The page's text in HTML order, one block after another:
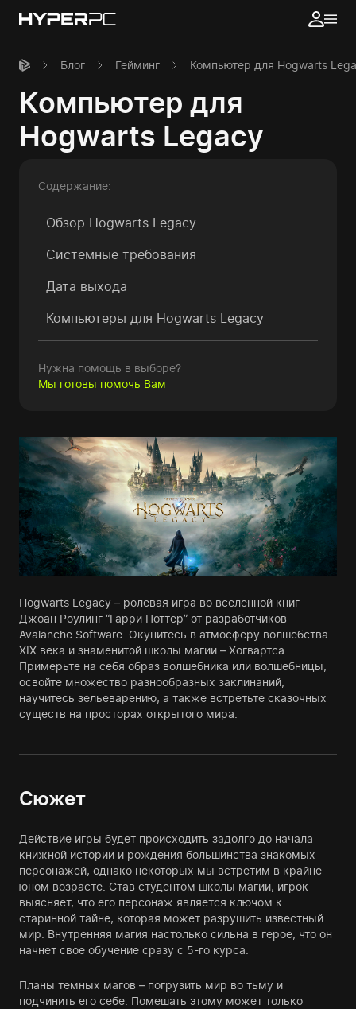
Блог Гейминг Компьютер для Hogwarts
Компьютер для
Hogwarts Legacy
Содержание:
Обзор Hogwarts Legacy
Системные требования
Дата выхода
Компьютеры для Hogwarts Legacy
Нужна помощь в выборе?
Мы готовы помочь Вам
Hogwarts Legacy – ролевая игра во вселенной книг
Джоан Роулинг “Гарри Поттер” от разработчиков
Avalanche Software. Окунитесь в атмосферу волшебства
XIX века и знаменитой школы магии – Хогвартса.
Примерьте на себя образ волшебника или волшебницы,
освойте множество разнообразных заклинаний,
научитесь зельеварению, а также встретьте сказочных
существ на просторах открытого мира.
Сюжет
Действие игры будет происходить задолго до начала
книжной истории и рождения большинства знакомых
персонажей, однако некоторых мы встретим в крайне
юном возрасте. Став студентом школы магии, игрок
выясняет, что его персонаж является ключом к
старинной тайне, которая может разрушить известный
мир. Внутренняя магия настолько сильна в герое, что он
начнет свое обучение сразу с 5-го курса.
Планы темных магов – погрузить мир во тьму и
подчинить его себе. Помешать этому может только